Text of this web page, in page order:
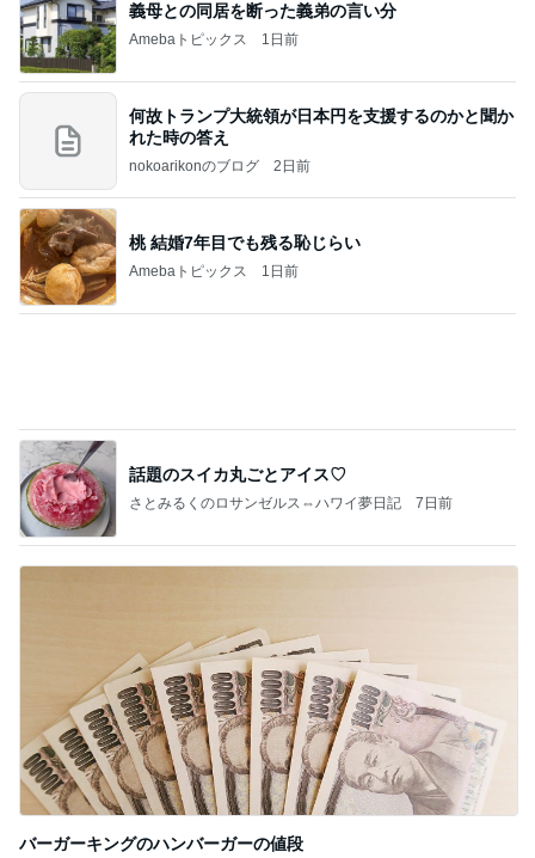
義母との同居を断った義弟の言い分
Amebaトピックス 1日前
何故トランプ大統領が日本円を支援するのかと聞か
れた時の答え
nokoarikonのブログ 2日前
桃 結婚7年目でも残る恥じらい
Amebaトピックス 1日前
話題のスイカ丸ごとアイス♡
さとみるくのロサンゼルス⇔ハワイ夢日記 7日前
バーガーキングのハンバーガーの値段